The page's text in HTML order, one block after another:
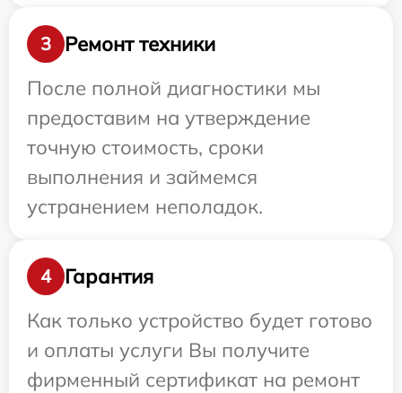
3
Ремонт техники
После полной диагностики мы
предоставим на утверждение
точную стоимость, сроки
выполнения и займемся
устранением неполадок.
4
Гарантия
Как только устройство будет готово
и оплаты услуги Вы получите
фирменный сертификат на ремонт